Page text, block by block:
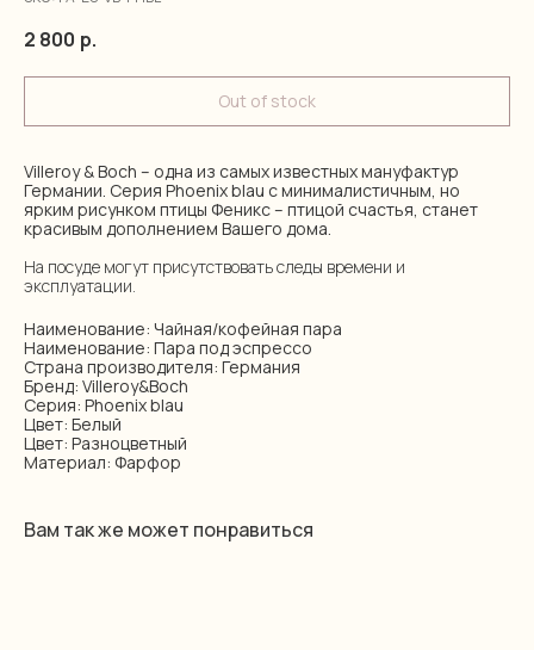
2 800 р.
Out of stock
Villeroy & Boch – одна из самых известных мануфактур
Германии. Серия Phoenix blau с минималистичным, но
ярким рисунком птицы Феникс – птицой счастья, станет
красивым дополнением Вашего дома.
На посуде могут присутствовать следы времени и
эксплуатации.
Наименование: Чайная/кофейная пара
Наименование: Пара под эспрессо
Страна производителя: Германия
Бренд: Villeroy&Boch
Серия: Phoenix blau
Цвет: Белый
Цвет: Разноцветный
Материал: Фарфор
Вам так же может понравиться